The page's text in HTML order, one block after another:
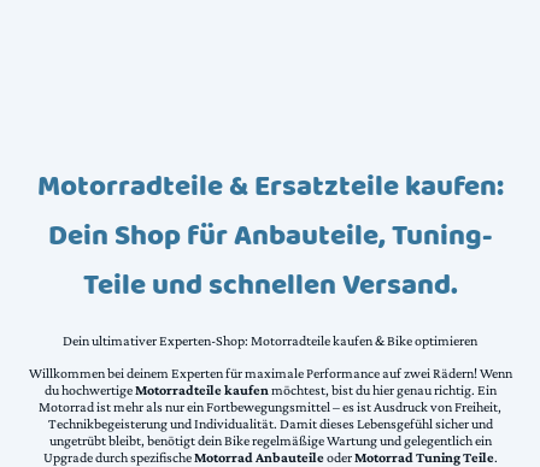
Motorradteile & Ersatzteile kaufen:
Dein Shop für Anbauteile, Tuning-
Teile und schnellen Versand.
Dein ultimativer Experten-Shop: Motorradteile kaufen & Bike optimieren
Willkommen bei deinem Experten für maximale Performance auf zwei Rädern! Wenn
du hochwertigeMotorradteile kaufen möchtest, bist du hier genau richtig. Ein
Motorrad ist mehr als nur ein Fortbewegungsmittel – es ist Ausdruck von Freiheit,
Technikbegeisterung und Individualität. Damit dieses Lebensgefühl sicher und
ungetrübt bleibt, benötigt dein Bike regelmäßige Wartung und gelegentlich ein
Upgrade durch spezifischeMotorrad AnbauteileoderMotorrad Tuning Teile.